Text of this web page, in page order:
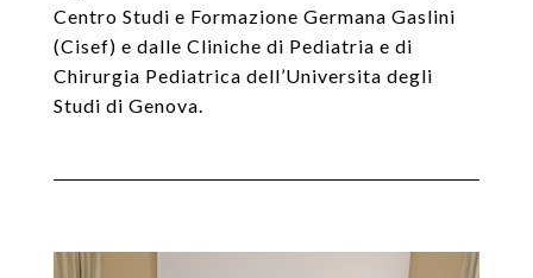
Centro Studi e Formazione Germana Gaslini
(Cisef) e dalle Cliniche di Pediatria e di
Chirurgia Pediatrica dell’Universita degli
Studi di Genova.